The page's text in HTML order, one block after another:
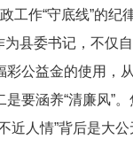
工作“守底线”的纪
为县委书记，不仅
公益金的使用，
要涵养“清廉风”
近人情”背后是大